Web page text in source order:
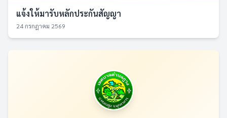
แจ้งให้มารับหลักประกันสัญญา
24 กรกฎาคม 2569